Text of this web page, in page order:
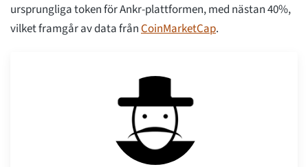
ursprungliga token för Ankr-plattformen, med nästan 40%,
vilket framgår av data frånCoinMarketCap.